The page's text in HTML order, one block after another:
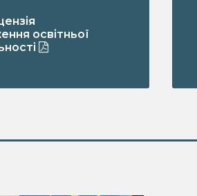
освітньої